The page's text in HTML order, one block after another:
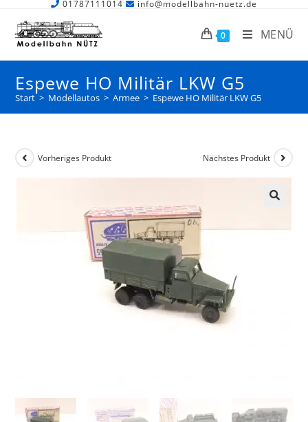
01787111014 info@modellbahn-nuetz.de
0 MENÜ
Espewe HO Militär LKW G5
Start > Modellautos > Armee > Espewe HO Militär LKW G5
Vorheriges Produkt Nächstes Produkt